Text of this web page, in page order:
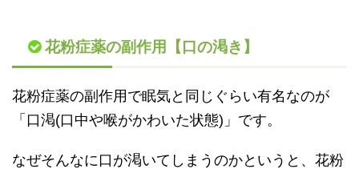
花粉症薬の副作用【口の渇き】
花粉症薬の副作用で眠気と同じぐらい有名なのが
「口渇(口中や喉がかわいた状態)」です。
なぜそんなに口が渇いてしまうのかというと、花粉